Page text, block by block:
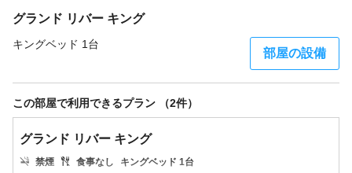
グランド リバー キング
キングベッド 1台
部屋の設備
この部屋で利用できるプラン （2件）
グランド リバー キング
禁煙 食事なし キングベッド 1台